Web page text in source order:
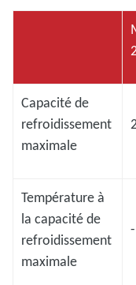
Capacité de
refroidissement
maximale
Température à
la capacité de
refroidissement
maximale